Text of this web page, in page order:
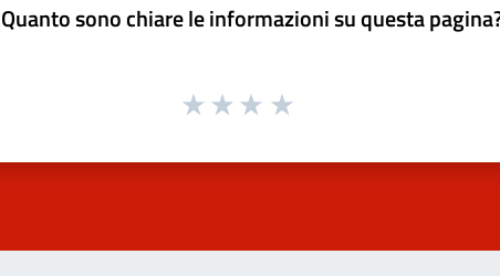
Quanto sono chiare le informazioni su questa